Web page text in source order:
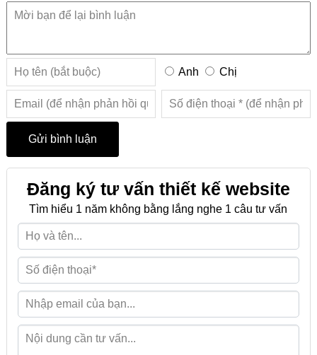
Anh Chị
Đăng ký tư vấn thiết kế website
Tìm hiểu 1 năm không bằng lắng nghe 1 câu tư vấn